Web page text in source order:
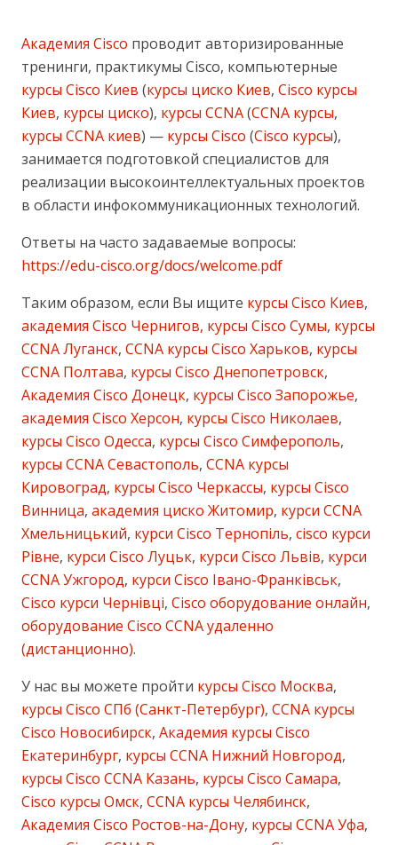
Академия Cisco проводит авторизированные
тренинги, практикумы Cisco, компьютерные
курсы Cisco Киев (курсы циско Киев, Cisco курсы
Киев, курсы циско), курсы CCNA(CCNA курсы,
курсы CCNA киев) — курсы Cisco (Cisco курсы),
занимается подготовкой специалистов для
реализации высокоинтеллектуальных проектов
в области инфокоммуникационных технологий.
Ответы на часто задаваемые вопросы:
https://edu-cisco.org/docs/welcome.pdf
Таким образом, если Вы ищите курсы Cisco Киев,
академия Cisco Чернигов, курсы Cisco Сумы, курсы
CCNA Луганск, CCNA курсы Cisco Харьков, курсы
CCNA Полтава, курсы Cisco Днепопетровск,
Академия Cisco Донецк, курсы Cisco Запорожье,
академия Cisco Херсон, курсы Cisco Николаев,
курсы Cisco Одесса, курсы Cisco Симферополь,
курсы CCNA Севастополь, CCNA курсы
Кировоград, курсы Cisco Черкассы, курсы Cisco
Винница, академия циско Житомир, курси CCNA
Хмельницький, курси Cisco Тернопіль, cisco курси
Рівне, курси Cisco Луцьк, курси Cisco Львів, курси
CCNA Ужгород, курси Cisco Івано-Франківськ,
Cisco курси Чернівці, Cisco оборудование онлайн,
оборудование Cisco CCNA удаленно
(дистанционно).
У нас вы можете пройти курсы Cisco Москва,
курсы Cisco СПб (Санкт-Петербург), CCNA курсы
Cisco Новосибирск, Академия курсы Cisco
Екатеринбург, курсы CCNA Нижний Новгород,
курсы Cisco CCNA Казань, курсы Cisco Самара,
Cisco курсы Омск, CCNA курсы Челябинск,
Академия Cisco Ростов-на-Дону, курсы CCNA Уфа,